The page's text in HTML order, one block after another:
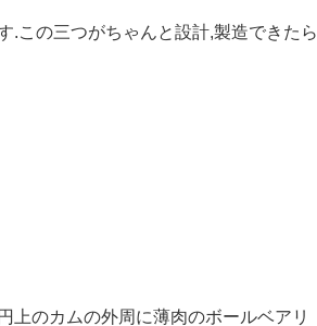
.この三つがちゃんと設計,製造できたら
上のカムの外周に薄肉のボールベアリ